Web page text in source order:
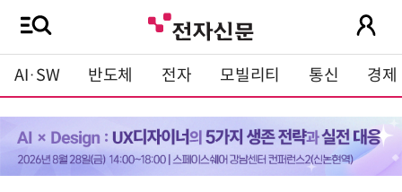
AI·SW 반도체 전자 모빌리티 통신 경제